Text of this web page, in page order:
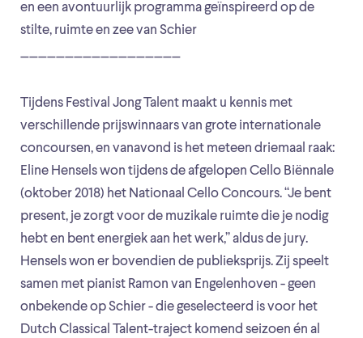
en een avontuurlijk programma geïnspireerd op de
stilte, ruimte en zee van Schier
Tijdens Festival Jong Talent maakt u kennis met
verschillende prijswinnaars van grote internationale
concoursen, en vanavond is het meteen driemaal raak:
Eline Hensels won tijdens de afgelopen Cello Biënnale
(oktober 2018) het Nationaal Cello Concours. “Je bent
present, je zorgt voor de muzikale ruimte die je nodig
hebt en bent energiek aan het werk,” aldus de jury.
Hensels won er bovendien de publieksprijs. Zij speelt
samen met pianist Ramon van Engelenhoven - geen
onbekende op Schier - die geselecteerd is voor het
Dutch Classical Talent-traject komend seizoen én al